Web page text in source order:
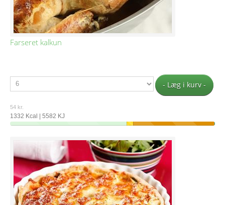
Farseret kalkun
- Læg i kurv -
54 kr.
1332 Kcal | 5582 KJ